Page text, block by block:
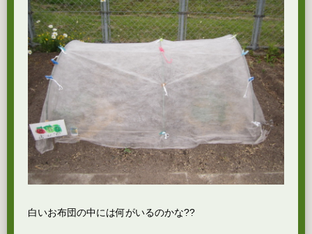
白いお布団の中には何がいるのかな??